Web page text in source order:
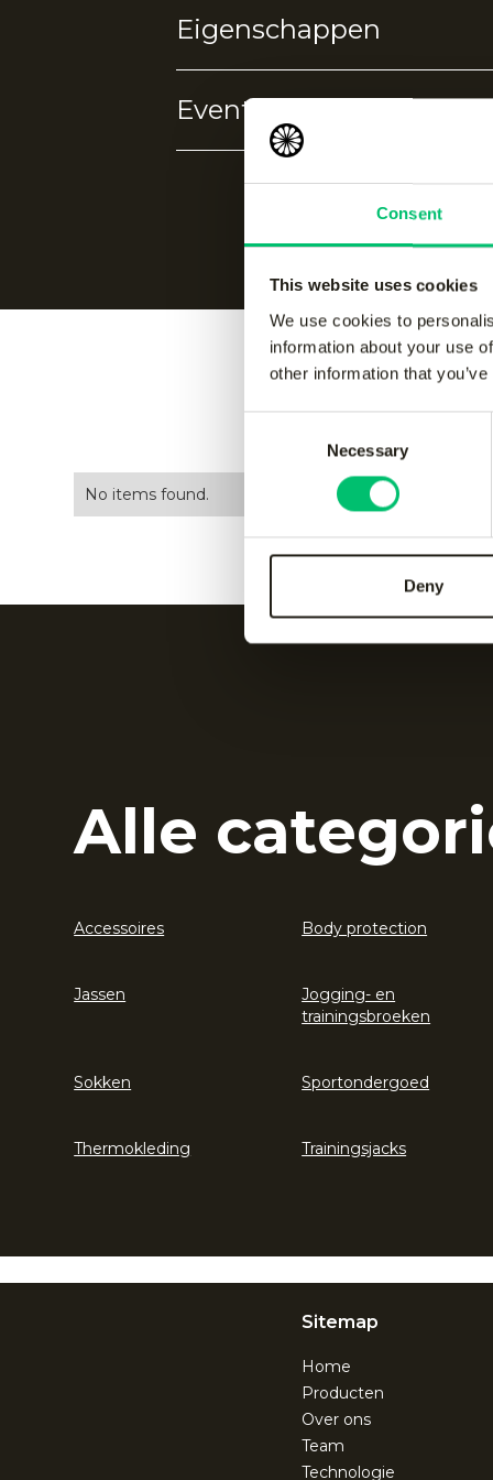
Consent
This website uses cookies
We use cookies to
information about your use
other information that
Necessary
Deny
100% katoen
Eigenschappen
Events
No items found.
Alle
Accessoires Body protection
Jassen
Jogging- en
trainingsbroeken
Sokken Sportondergoed
Thermokleding Trainingsjacks
Sitemap
Home
Producten
Over ons
Team
Technologie